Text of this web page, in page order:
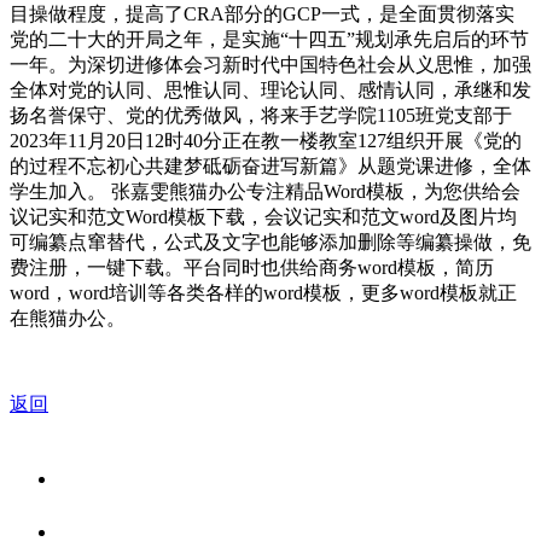
目操做程度，提高了CRA部分的GCP一式，是全面贯彻落实
党的二十大的开局之年，是实施“十四五”规划承先启后的环节
一年。为深切进修体会习新时代中国特色社会从义思惟，加强
全体对党的认同、思惟认同、理论认同、感情认同，承继和发
扬名誉保守、党的优秀做风，将来手艺学院1105班党支部于
2023年11月20日12时40分正在教一楼教室127组织开展《党的
的过程不忘初心共建梦砥砺奋进写新篇》从题党课进修，全体
学生加入。 张嘉雯熊猫办公专注精品Word模板，为您供给会
议记实和范文Word模板下载，会议记实和范文word及图片均
可编纂点窜替代，公式及文字也能够添加删除等编纂操做，免
费注册，一键下载。平台同时也供给商务word模板，简历
word，word培训等各类各样的word模板，更多word模板就正
在熊猫办公。
返回